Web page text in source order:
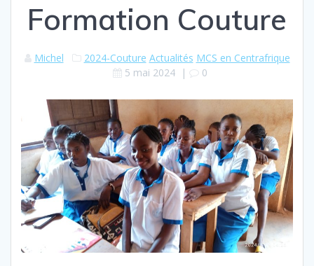
Formation Couture
Michel 2024-Couture Actualités MCS en Centrafrique
5 mai 2024| 0